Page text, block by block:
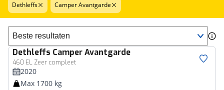
Dethleffs Camper Avantgarde
Sorteer resultaten
Dethleffs Camper Avantgarde
460 EL Zeer compleet
2020
Max 1700 kg